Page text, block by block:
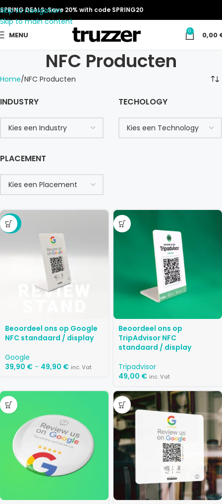
Skip to navigation
Skip to main content
SPRING DEALS: Save 20% with code SPRING20
MENU 0 0,00
NFC Producten
Home NFC Producten
INDUSTRY TECHOLOGY
PLACEMENT
-29%
Beoordeel ons op Google
NFC standaard / display
Google
39,90 € - 49,90 € inc. Vat
Beoordeel ons op
TripAdvisor NFC
standaard / display
Tripadvisor
49,00 € inc. Vat